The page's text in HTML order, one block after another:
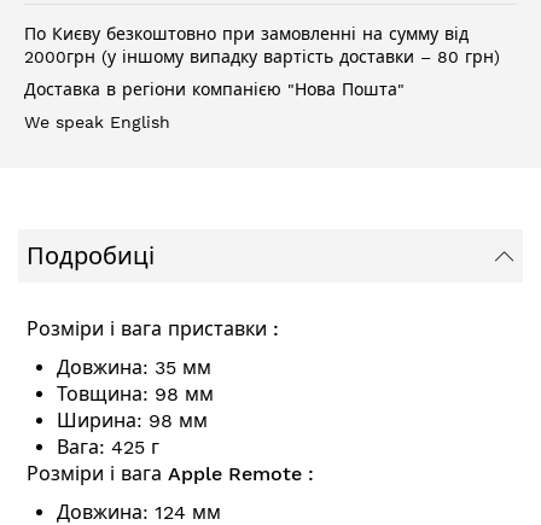
По Києву безкоштовно при замовленні на сумму від
2000грн (у іншому випадку вартість доставки – 80 грн)
Доставка в регіони компанією "Нова Пошта"
We speak English
Подробиці
Розміри і вага приставки :
Довжина: 35 мм
Товщина: 98 мм
Ширина: 98 мм
Вага: 425 г
Розміри і вага Apple Remote :
Довжина: 124 мм